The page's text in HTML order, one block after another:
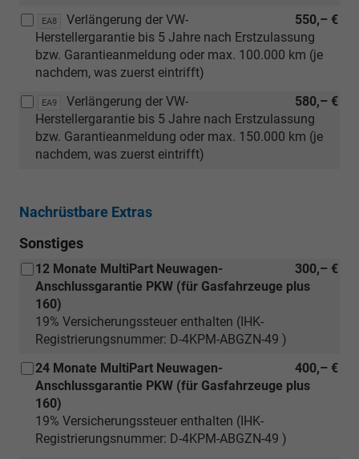
EA8 550,– €
Verlängerung der VW-
Herstellergarantie bis 5 Jahre nach Erstzulassung
bzw. Garantieanmeldung oder max. 100.000 km (je
nachdem, was zuerst eintrifft)
EA9 580,– €
Verlängerung der VW-
Herstellergarantie bis 5 Jahre nach Erstzulassung
bzw. Garantieanmeldung oder max. 150.000 km (je
nachdem, was zuerst eintrifft)
Nachrüstbare Extras
Sonstiges
300,– €
12 Monate MultiPart Neuwagen-
Anschlussgarantie PKW (für Gasfahrzeuge plus
160)
19% Versicherungssteuer enthalten (IHK-
Registrierungsnummer: D-4KPM-ABGZN-49 )
400,– €
24 Monate MultiPart Neuwagen-
Anschlussgarantie PKW (für Gasfahrzeuge plus
160)
19% Versicherungssteuer enthalten (IHK-
Registrierungsnummer: D-4KPM-ABGZN-49 )